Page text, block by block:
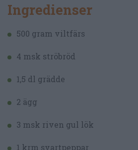
Ingredienser
500 gram viltfärs
4 msk ströbröd
1,5 dl grädde
2 ägg
3 msk riven gul lök
1 krm svartpeppar